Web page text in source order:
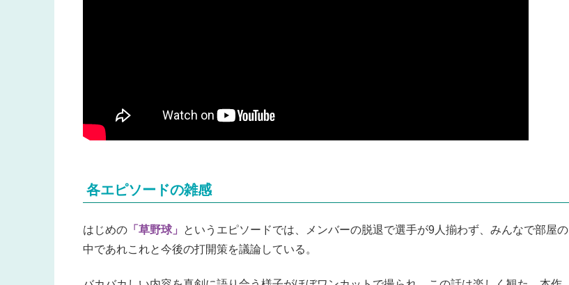
各エピソードの雑感
はじめの 「草野球」
というエピソードでは、メンバーの脱退で選手が9人揃わず、みんなで部屋の
中であれこれと今後の打開策を議論している。